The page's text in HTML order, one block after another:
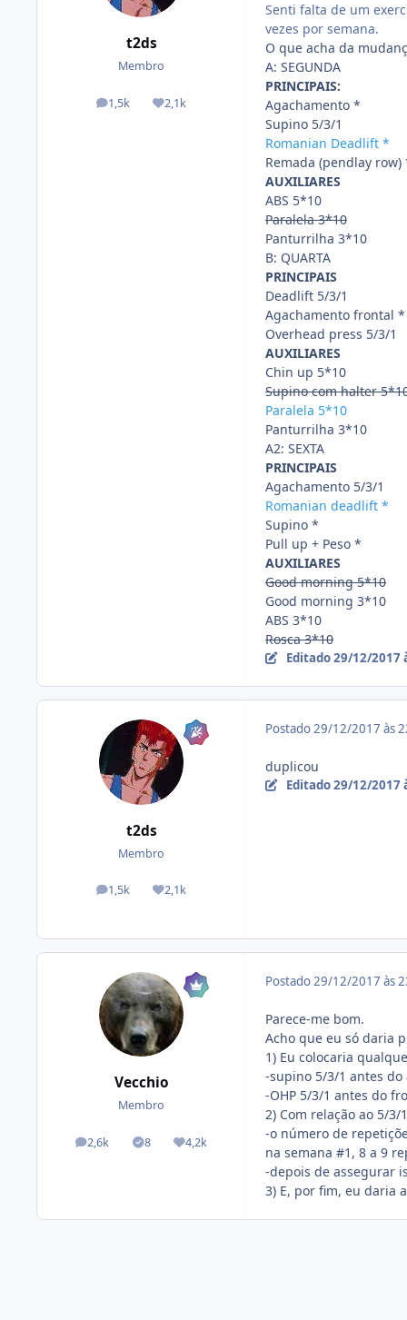
t2ds
Membro
1,5k
posts 2,1k
Reputação
Senti falta de um
vezes por semana.
O que acha da
A: SEGUNDA
PRINCIPAIS:
Agachamento *
Supino 5/3/1
Romanian Deadlift *
Remada (pendlay row)
AUXILIARES
ABS 5*10
Paralela 3*10
Panturrilha 3*10
B: QUARTA
PRINCIPAIS
Deadlift 5/3/1
Agachamento frontal *
Overhead press 5/3/1
AUXILIARES
Chin up 5*10
Supino com halter
Paralela 5*10
Panturrilha 3*10
A2: SEXTA
PRINCIPAIS
Agachamento 5/3/1
Romanian deadlift *
Supino *
Pull up + Peso *
AUXILIARES
Good morning 5*10
Good morning 3*10
ABS 3*10
Rosca 3*10
Editado29/12/2017
t2ds
Membro
1,5k
posts 2,1k
Reputação
Postado29/12/2017 às
duplicou
Editado29/12/2017
Vecchio
Membro
2,6k
posts 8
Tópicos solucionados
4,2k
Reputação
Postado29/12/2017 às
Parece-me bom.
Acho que eu só daria
1) Eu colocaria
-supino 5/3/1 antes
-OHP 5/3/1 antes do
2) Com relação ao 5/
-o número de
na semana #1, 8 a 9
-depois de assegurar
3) E, por fim, eu daria